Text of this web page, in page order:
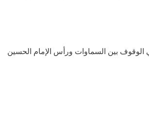
بين السماوات ورأس الإمام الحسين